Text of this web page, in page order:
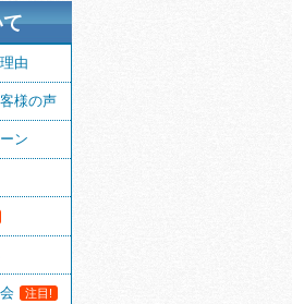
由
様の声
ン
注目!